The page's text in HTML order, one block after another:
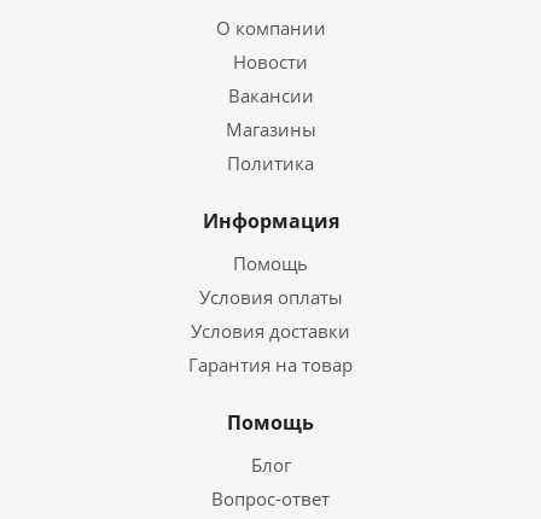
О компании
Новости
Вакансии
Магазины
Политика
Информация
Помощь
Условия оплаты
Условия доставки
Гарантия на товар
Помощь
Блог
Вопрос-ответ